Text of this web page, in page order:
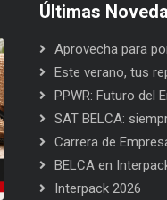
Últimas
Aprovecha para
Este verano, tus
PPWR: Futuro del
SAT BELCA:
Carrera de
BELCA en
Interpack 2026